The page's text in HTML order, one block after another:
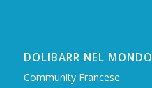
DOLIBARR NEL MONDO
Community Francese